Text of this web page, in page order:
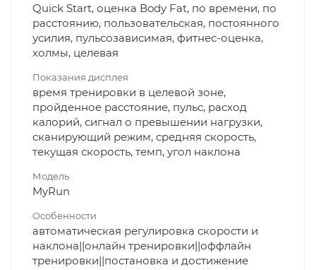
Quick Start, оценка Body Fat, по времени, по
расстоянию, пользовательская, постоянного
усилия, пульсозависимая, фитнес-оценка,
холмы, целевая
Показания дисплея
время тренировки в целевой зоне,
пройденное расстояние, пульс, расход
калорий, сигнал о превышении нагрузки,
сканирующий режим, средняя скорость,
текущая скорость, темп, угол наклона
Модель
MyRun
Особенности
автоматическая регулировка скорости и
наклона||онлайн тренировки||оффлайн
тренировки||постановка и достижение